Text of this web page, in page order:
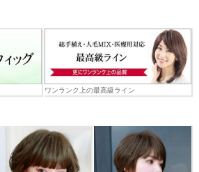
ワンランク上の最高級ライン